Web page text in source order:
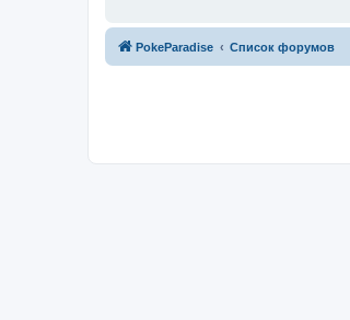
PokeParadise Список форумов